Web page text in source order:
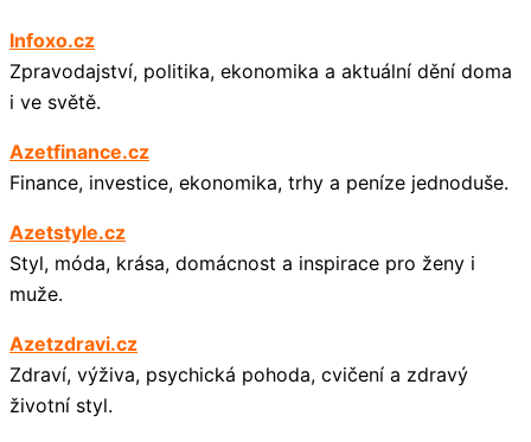
Infoxo.cz
Zpravodajství, politika, ekonomika a aktuální dění doma
i ve světě.
Azetfinance.cz
Finance, investice, ekonomika, trhy a peníze jednoduše.
Azetstyle.cz
Styl, móda, krása, domácnost a inspirace pro ženy i
muže.
Azetzdravi.cz
Zdraví, výživa, psychická pohoda, cvičení a zdravý
životní styl.